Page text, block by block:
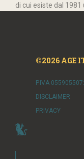
di cui esiste dal
©2026 AGE
P.IVA
DISCLAIMER
PRIVACY